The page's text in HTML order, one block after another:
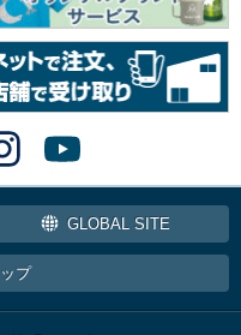
GLOBAL SITE
プ